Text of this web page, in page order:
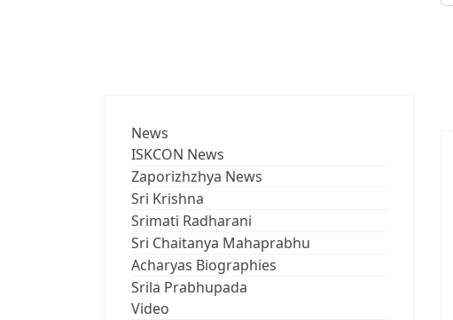
News
ISKCON News
Zaporizhzhya News
Sri Krishna
Srimati Radharani
Sri Chaitanya Mahaprabhu
Acharyas Biographies
Srila Prabhupada
Video